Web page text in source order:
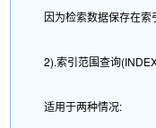
因为检索数据保存在索
2).索引范围查询(INDEX
适用于两种情况: